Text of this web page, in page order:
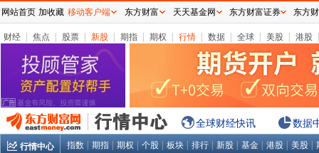
财经 | 焦点 | 股票 | 新股 | 期指 | 期权 | 行情 | 数据 | 全球 | 美股 | 港股
全球财经快讯 数据
行情中心 指数 | 期指 | 期权 | 个股 | 板块 | 排行 | 新股 | 基金 | 港股 | 美股 |
网站首页 加收藏 移动客户端 东方财富 天天基金网 东方财富证券 东方